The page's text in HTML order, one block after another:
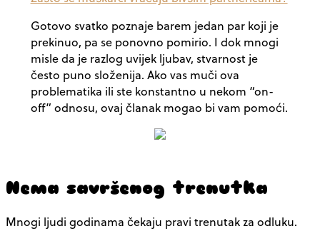
Gotovo svatko poznaje barem jedan par koji je
prekinuo, pa se ponovno pomirio. I dok mnogi
misle da je razlog uvijek ljubav, stvarnost je
često puno složenija. Ako vas muči ova
problematika ili ste konstantno u nekom “on-
off” odnosu, ovaj članak mogao bi vam pomoći.
Nema savršenog trenutka
Mnogi ljudi godinama čekaju pravi trenutak za odluku.